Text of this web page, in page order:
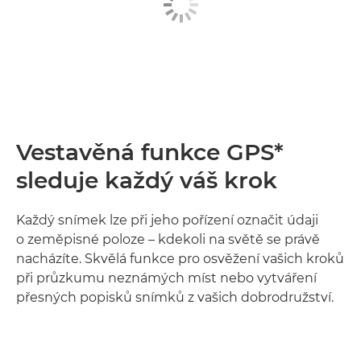
Vestavěná funkce GPS*
sleduje každý váš krok
Každý snímek lze při jeho pořízení označit údaji
o zeměpisné poloze – kdekoli na světě se právě
nacházíte. Skvělá funkce pro osvěžení vašich kroků
při průzkumu neznámých míst nebo vytváření
přesných popisků snímků z vašich dobrodružství.